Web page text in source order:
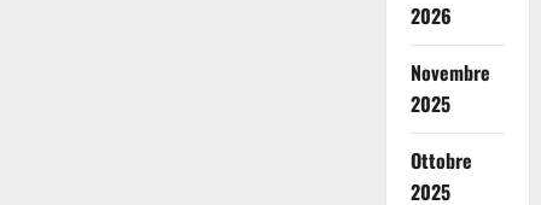
2026
Novembre
2025
Ottobre
2025